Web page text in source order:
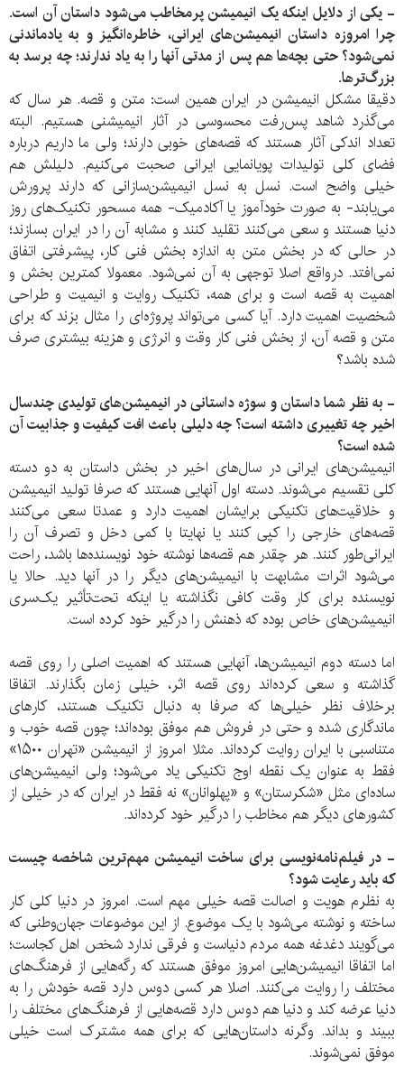
- یکی از دلایل اینکه یک انیمیشن پرمخاطب می‌شود داستان آن است.
چرا امروزه داستان انیمیشن‌های ایرانی، خاطره‌انگیز و به یادماندنی
نمی‌شود؟ حتی بچه‌ها هم پس از مدتی آنها را به یاد ندارند؛ چه برسد به
بزرگ‌ترها.
دقیقا مشکل انیمیشن در ایران همین است: متن و قصه. هر سال که
می‌گذرد شاهد پس‌رفت محسوسی در آثار انیمیشنی هستیم. البته
تعداد اندکی آثار هستند که قصه‌های خوبی دارند؛ ولی ما داریم درباره
فضای کلی تولیدات پویانمایی ایرانی صحبت می‌کنیم. دلیلش هم
خیلی واضح است. نسل به نسل انیمیشن‌سازانی که دارند پرورش
می‌یابند- به صورت خودآموز یا آکادمیک- همه مسحور تکنیک‌های روز
دنیا هستند و سعی می‌کنند تقلید کنند و مشابه آن را در ایران بسازند؛
در حالی که در بخش متن به اندازه بخش فنی کار، پیشرفتی اتفاق
نمی‌افتد. درواقع اصلا توجهی به آن نمی‌شود. معمولا کمترین بخش و
اهمیت به قصه است و برای همه، تکنیک روایت و انیمیت و طراحی
شخصیت اهمیت دارد. آیا کسی می‌تواند پروژه‌ای را مثال بزند که برای
متن و قصه آن، از بخش فنی کار وقت و انرژی و هزینه بیشتری صرف
شده باشد؟
- به نظر شما داستان و سوژه داستانی در انیمیشن‌های تولیدی چندسال
اخیر چه تغییری داشته است؟ چه دلیلی باعث افت کیفیت و جذابیت آن
شده است؟
انیمیشن‌های ایرانی در سال‌های اخیر در بخش داستان به دو دسته
کلی تقسیم می‌شوند. دسته اول آنهایی هستند که صرفا تولید انیمیشن
و خلاقیت‌های تکنیکی برایشان اهمیت دارد و عمدتا سعی می‌کنند
قصه‌های خارجی را کپی کنند یا نهایتا با کمی دخل و تصرف آن را
ایرانی‌طور کنند. هر چقدر هم قصه‌ها نوشته خود نویسنده‌ها باشد، راحت
می‌شود اثرات مشابهت با انیمیشن‌های دیگر را در آنها دید. حالا یا
نویسنده برای کار وقت کافی نگذاشته یا اینکه تحت‌تأثیر یک‌سری
انیمیشن‌های خاص بوده که ذهنش را درگیر خود کرده است.
اما دسته دوم انیمیشن‌ها، آنهایی هستند که اهمیت اصلی را روی قصه
گذاشته و سعی کرده‌اند روی قصه اثر، خیلی زمان بگذارند. اتفاقا
برخلاف نظر خیلی‌ها که صرفا به دنبال تکنیک هستند، کارهای
ماندگاری شده و حتی در فروش هم موفق بوده‌اند؛ چون قصه خوب و
متناسبی با ایران روایت کرده‌اند. مثلا امروز از انیمیشن «تهران ۱۵۰۰»
فقط به عنوان یک نقطه اوج تکنیکی یاد می‌شود؛ ولی انیمیشن‌های
ساده‌ای مثل «شکرستان» و «پهلوانان» نه فقط در ایران که در خیلی از
کشورهای دیگر هم مخاطب را درگیر خود کرده‌اند.
- در فیلم‌نامه‌نویسی برای ساخت انیمیشن مهم‌ترین شاخصه چیست
که باید رعایت شود؟
به نظرم هویت و اصالت قصه خیلی مهم است. امروز در دنیا کلی کار
ساخته و نوشته می‌شود با یک موضوع. از این موضوعات جهان‌وطنی که
می‌گویند دغدغه همه مردم دنیاست و فرقی ندارد شخص اهل کجاست؛
اما اتفاقا انیمیشن‌هایی امروز موفق هستند که رگه‌هایی از فرهنگ‌های
مختلف را روایت می‌کنند. اصلا هر کسی دوس دارد قصه خودش را به
دنیا عرضه کند و دنیا هم دوس دارد قصه‌هایی از فرهنگ‌های مختلف را
ببیند و بداند. وگرنه داستان‌هایی که برای همه مشترک است خیلی
موفق نمی‌شوند.